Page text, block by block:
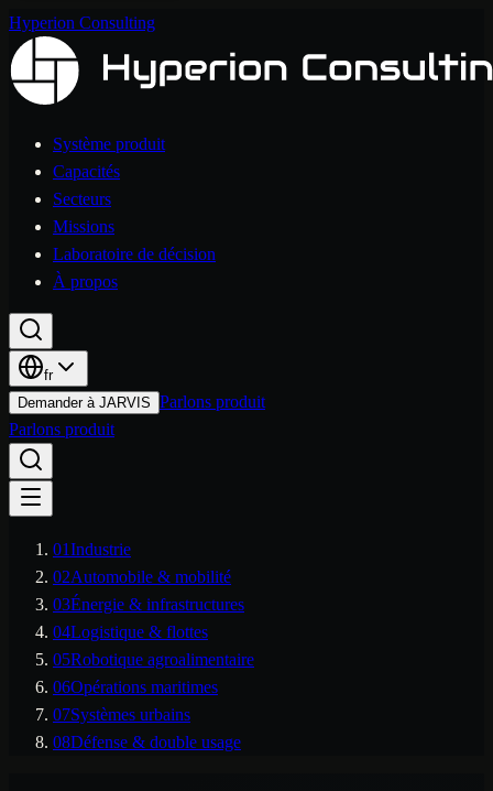
Hyperion Consulting
Système produit
Capacités
Secteurs
Missions
Laboratoire de décision
À propos
fr
Demander à JARVIS Parlons produit
Parlons produit
01Industrie
02Automobile & mobilité
03Énergie & infrastructures
04Logistique & flottes
05Robotique agroalimentaire
06Opérations maritimes
07Systèmes urbains
08Défense & double usage